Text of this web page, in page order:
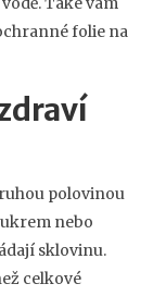
folie na
polovinou
nebo
sklovinu.
celkové